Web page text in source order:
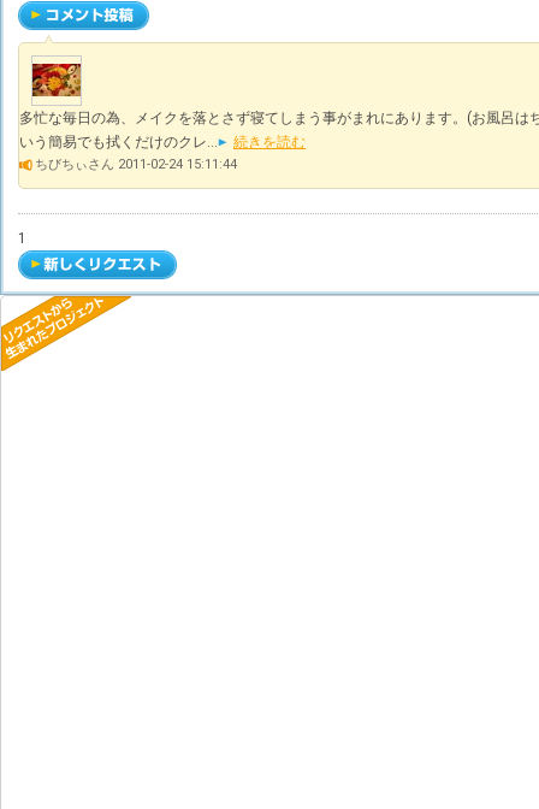
多忙な毎日の為、メイクを落とさず寝てしまう事がまれにあります。(お風呂は
いう簡易でも拭くだけのクレ...
続きを読む
ちびちぃさん 2011-02-24 15:11:44
1